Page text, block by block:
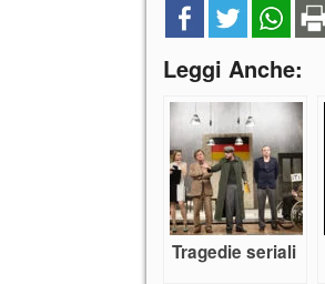
Leggi Anche:
Tragedie seriali